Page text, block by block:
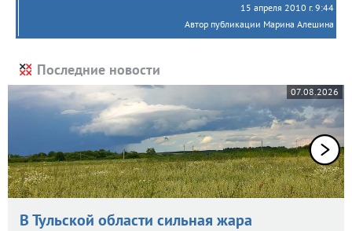
15 апреля 2010 г. 9:44
Автор публикации Марина Алешина
Последние новости
07.08.2026
В Тульской области сильная жара